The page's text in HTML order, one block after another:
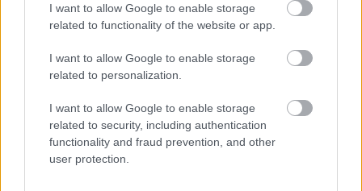
I want to allow Google to enable storage
related to functionality of the website or app.
I want to allow Google to enable storage
related to personalization.
I want to allow Google to enable storage
related to security, including authentication
functionality and fraud prevention, and other
user protection.
Διαβάστε επίσης